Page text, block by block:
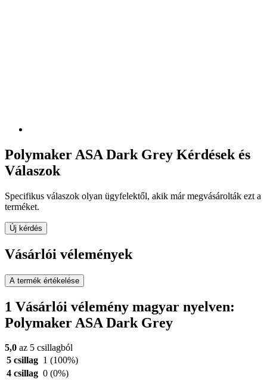
Polymaker ASA Dark Grey Kérdések és
Válaszok
Specifikus válaszok olyan ügyfelektől, akik már megvásárolták ezt a
terméket.
Új kérdés
Vásárlói vélemények
A termék értékelése
1 Vásárlói vélemény magyar nyelven:
Polymaker ASA Dark Grey
5,0 az 5 csillagból
5 csillag 1 (100%)
4 csillag 0 (0%)